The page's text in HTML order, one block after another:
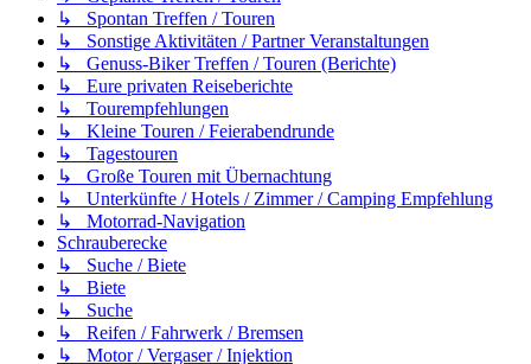
↳ Spontan Treffen / Touren
↳ Sonstige Aktivitäten / Partner Veranstaltungen
↳ Genuss-Biker Treffen / Touren (Berichte)
↳ Eure privaten Reiseberichte
↳ Tourempfehlungen
↳ Kleine Touren / Feierabendrunde
↳ Tagestouren
↳ Große Touren mit Übernachtung
↳ Unterkünfte / Hotels / Zimmer / Camping Empfehlung
↳ Motorrad-Navigation
Schrauberecke
↳ Suche / Biete
↳ Biete
↳ Suche
↳ Reifen / Fahrwerk / Bremsen
↳ Motor / Vergaser / Injektion